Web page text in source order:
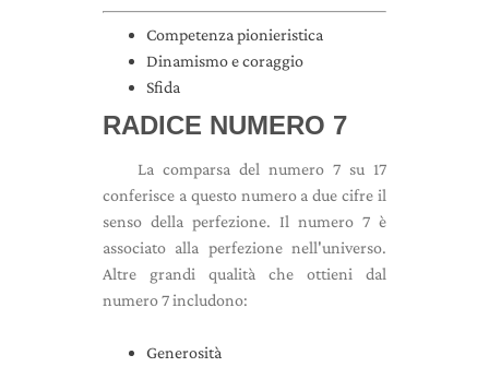
Competenza pionieristica
Dinamismo e coraggio
Sfida
RADICE NUMERO 7
La comparsa del numero 7 su 17
conferisce a questo numero a due cifre il
senso della perfezione. Il numero 7 è
associato alla perfezione nell'universo.
Altre grandi qualità che ottieni dal
numero 7 includono:
Generosità